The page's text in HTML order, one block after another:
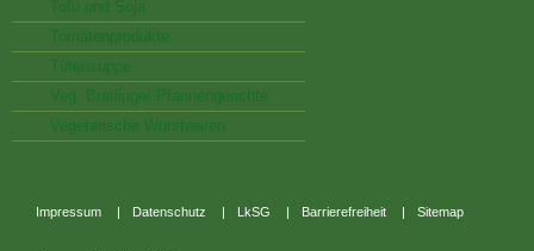
Tofu und Soja
Tomatenprodukte
Tütensuppe
Veg. Bratlinge/ Pfannengerichte
Vegetarische Wurstwaren
Impressum | Datenschutz | LkSG | Barrierefreiheit | Sitemap